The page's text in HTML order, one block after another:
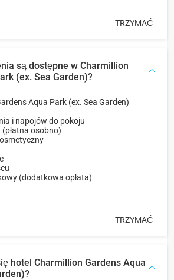
TRZYMAĆ
są dostępne w Charmillion
(ex. Sea Garden)?
Aqua Park (ex. Sea Garden)
i napojów do pokoju
osobno)
(dodatkowa opłata)
TRZYMAĆ
hotel Charmillion Gardens Aqua